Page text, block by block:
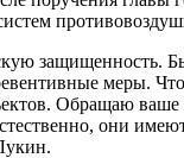
защищенность.
меры.
Обращаю
они